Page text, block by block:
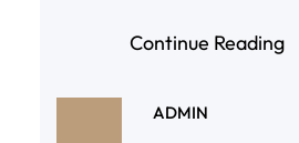
Continue Reading
ADMIN